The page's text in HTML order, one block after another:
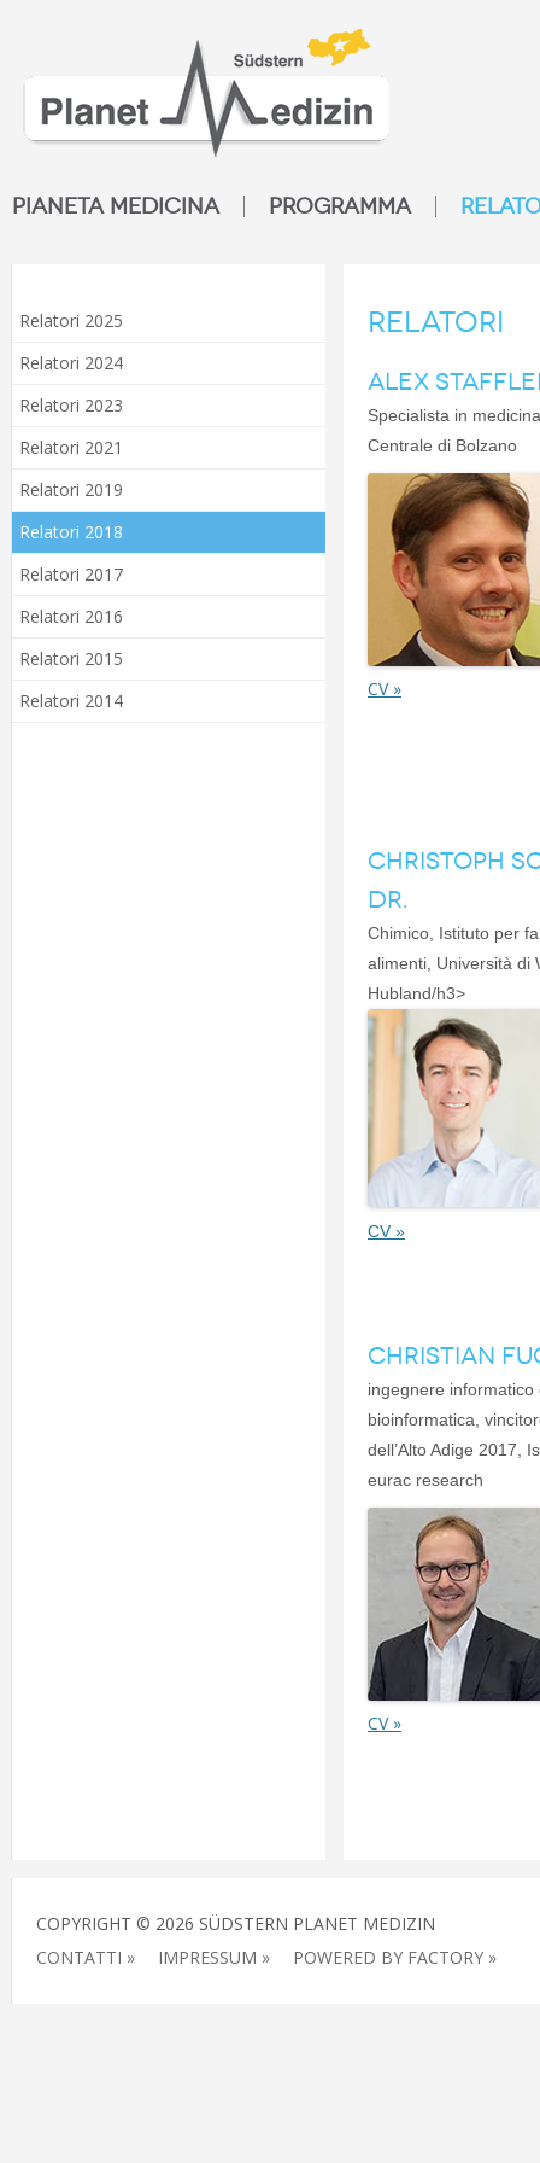
PIANETA MEDICINA PROGRAMMA
Relatori 2025
Relatori 2024
Relatori 2023
Relatori 2021
Relatori 2019
Relatori 2018
Relatori 2017
Relatori 2016
Relatori 2015
Relatori 2014
Relatori
ALEX
Specialista in
Centrale di Bolzano
CV »
CHRISTOPH
DR.
Chimico, Istituto per
alimenti, Università di
Hubland/h3>
CV »
CHRISTIAN
ingegnere
bioinformatica,
dell’Alto Adige 2017,
eurac research
CV »
COPYRIGHT © 2026 SÜDSTERN PLANET MEDIZIN
CONTATTI »
IMPRESSUM » POWERED BY FACTORY »